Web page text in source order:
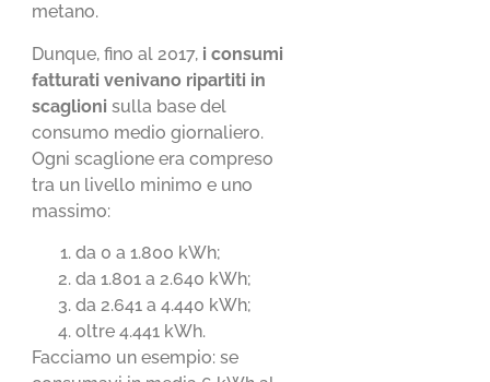
metano.
Dunque, fino al 2017, i consumi
fatturati venivano ripartiti in
scaglioni sulla base del
consumo medio giornaliero.
Ogni scaglione era compreso
tra un livello minimo e uno
massimo:
da 0 a 1.800 kWh;
da 1.801 a 2.640 kWh;
da 2.641 a 4.440 kWh;
oltre 4.441 kWh.
Facciamo un esempio: se